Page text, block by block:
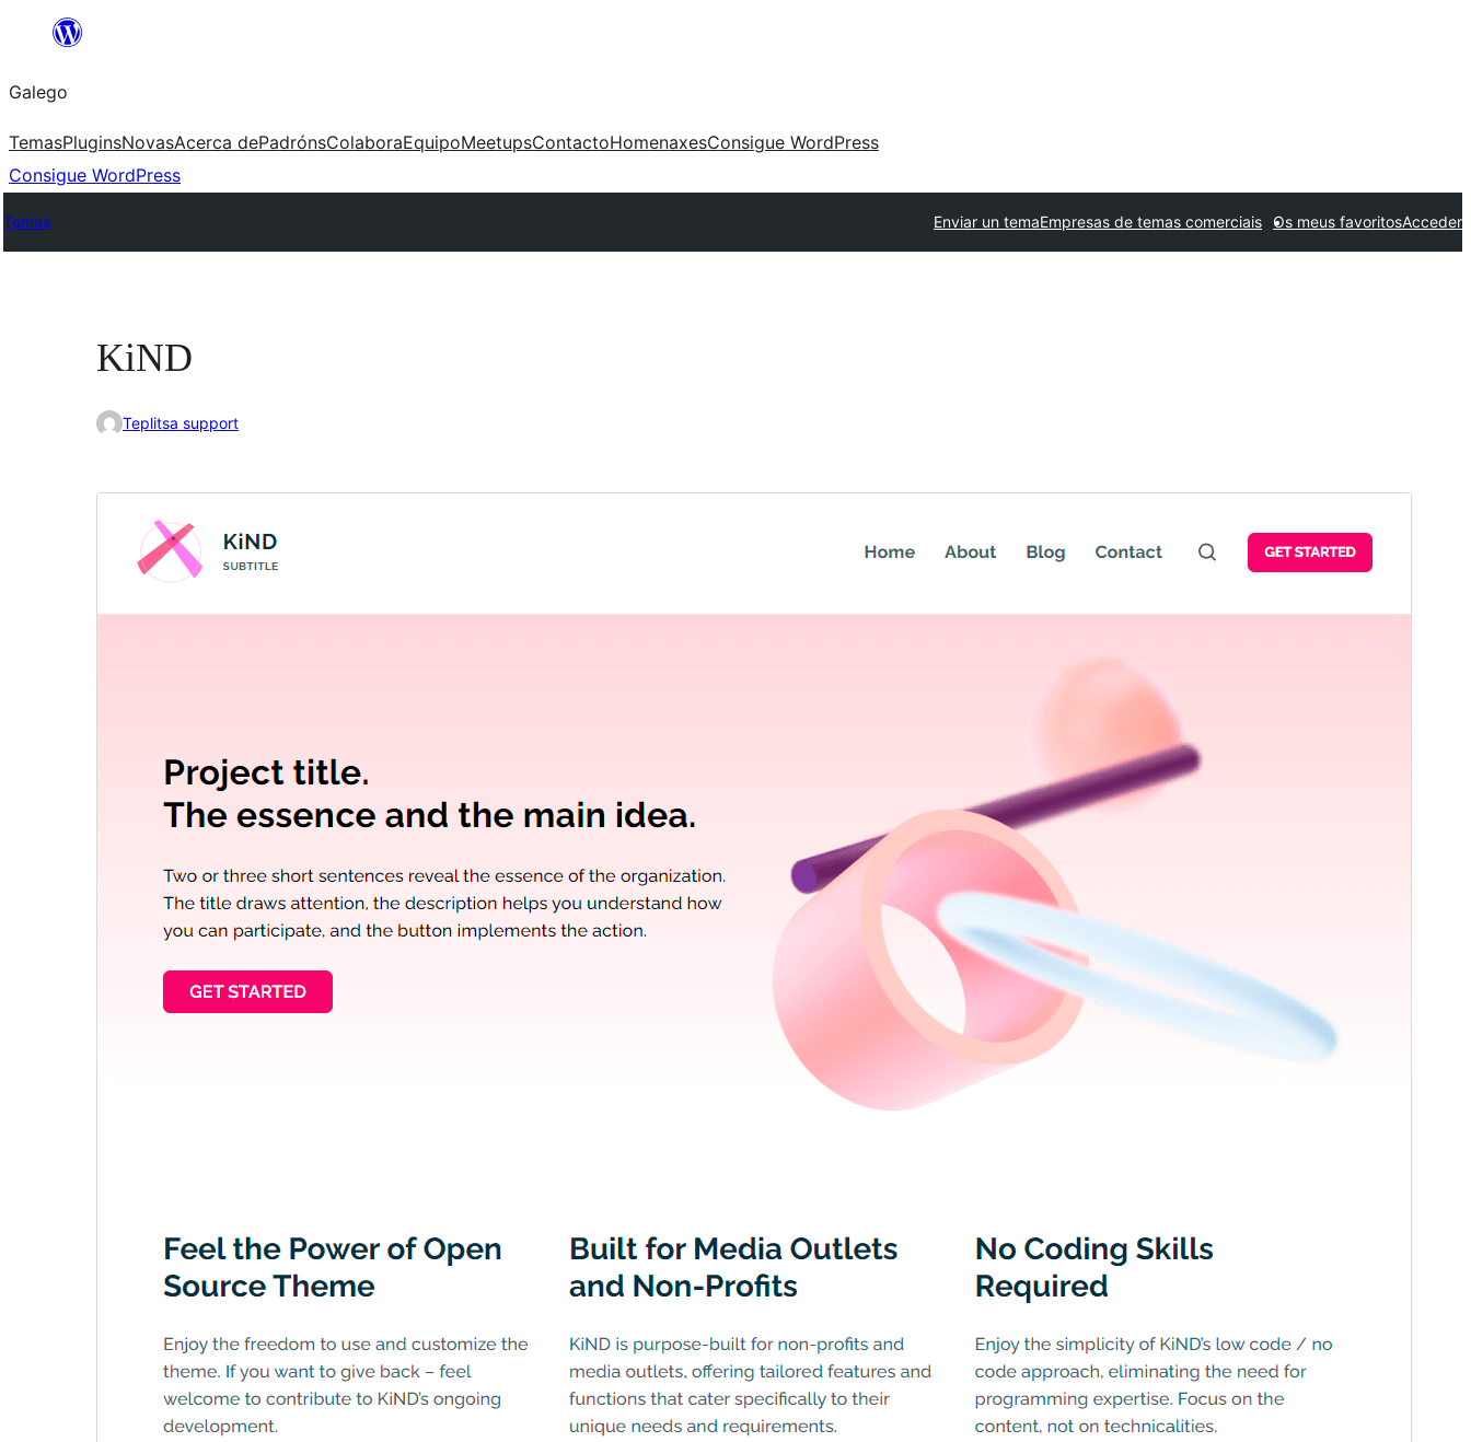
Saltar
contido
Galego
TemasPluginsNovasAcerca dePadrónsColaboraEquipoMeetupsContactoHomenaxesConsigue WordPress
Consigue WordPress
Temas Enviar un temaEmpresas de temas comerciais Os meus favoritosAcceder
KiND
Teplitsa support
Versión
1.0.7